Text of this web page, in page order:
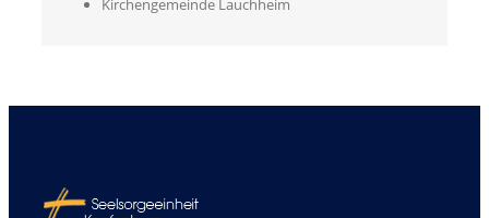
Kirchengemeinde Lauchheim